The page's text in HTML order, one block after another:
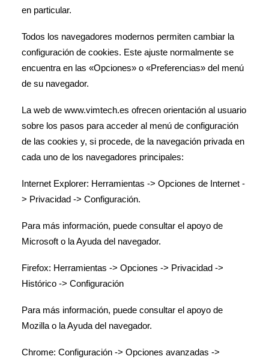
en particular.
Todos los navegadores modernos permiten cambiar la
configuración de cookies. Este ajuste normalmente se
encuentra en las «Opciones» o «Preferencias» del menú
de su navegador.
La web de www.vimtech.es ofrecen orientación al usuario
sobre los pasos para acceder al menú de configuración
de las cookies y, si procede, de la navegación privada en
cada uno de los navegadores principales:
Internet Explorer: Herramientas -> Opciones de Internet -
> Privacidad -> Configuración.
Para más información, puede consultar el apoyo de
Microsoft o la Ayuda del navegador.
Firefox: Herramientas -> Opciones -> Privacidad ->
Histórico -> Configuración
Para más información, puede consultar el apoyo de
Mozilla o la Ayuda del navegador.
Chrome: Configuración -> Opciones avanzadas ->